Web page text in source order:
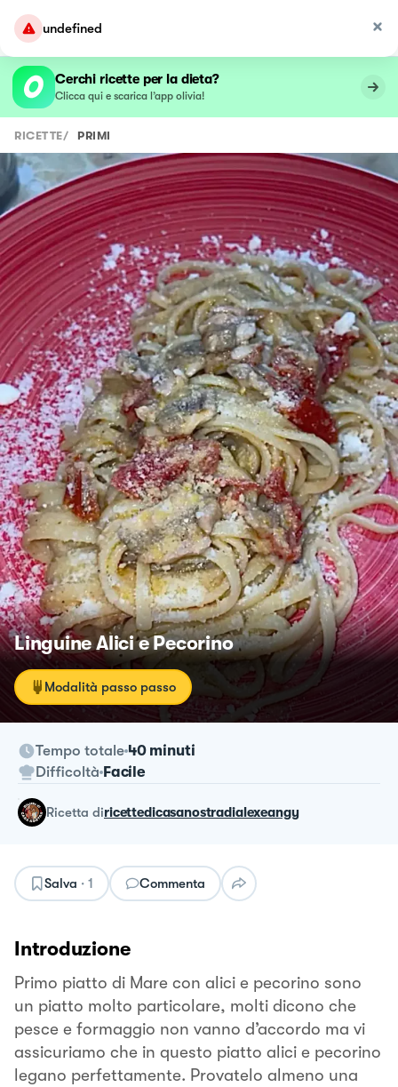
undefined
Cerchi ricette per la dieta?
Clicca qui e scarica l’app olivia!
RICETTE/ PRIMI
Linguine Alici e Pecorino
Modalità passo passo
Tempo totale 40 minuti
Difficoltà Facile
ricetta diricettedicasanostradialexeangy
Salva · 1 Commenta
Introduzione
Primo piatto di Mare con alici e pecorino sono
un piatto molto particolare, molti dicono che
pesce e formaggio non vanno d’accordo ma vi
assicuriamo che in questo piatto alici e pecorino
legano perfettamente. Provatelo almeno una